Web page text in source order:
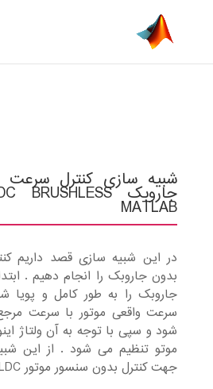
MATLAB
جاروبک را به طور کامل و پویا
سرعت واقعی موتور با سرعت
شود و سپی با توجه به آن ولتاژ
موتو تنظیم می شود . از این
جهت کنترل بدون سنسور موتور BLDC هم استفاده کرد.